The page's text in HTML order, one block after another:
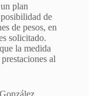
plan
de
de pesos, en
solicitado.
la medida
al